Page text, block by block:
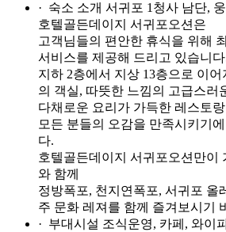
· 숙소 소개 서귀포 1청사 남단,
호텔골든데이지 서귀포오션은
고객님들의 편안한 휴식을 위해
서비스를 제공해 드리고 있습니
지하 2층에서 지상 13층으로 이어
의 객실, 따뜻한 느낌의 고급스러
다채로운 요리가 가득한 레스토
모든 분들의 오감을 만족시키기
다.
호텔골든데이지 서귀포오션만이
와 함께
정방폭포, 천지연폭포, 서귀포 올
주 문화 레져를 함께 즐겨보시기
· 부대시설 조식운영, 카페, 와이